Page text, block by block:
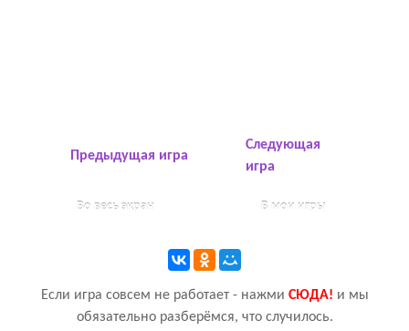
Предыдущая игра
Во весь экран В мои игры
Следующая
игра
Если игра совсем не работает - нажми CЮДА! и мы
обязательно разберёмся, что случилось.